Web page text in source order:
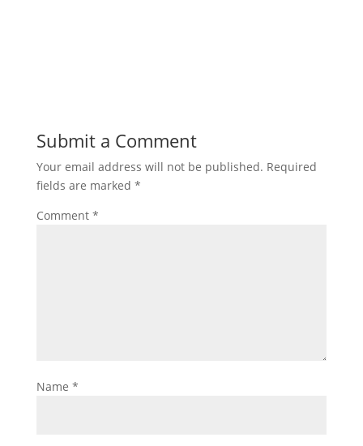
Submit a Comment
Your email address will not be published. Required
fields are marked *
Comment *
Name *